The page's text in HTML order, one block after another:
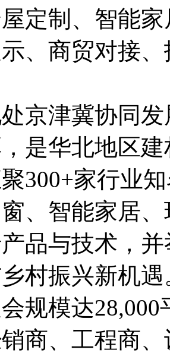
定制、智能
、商贸对接
京津冀协同
是华北地区
300+家行业
、智能家居
品与技术，
乡村振兴新机
规模达
商、工程商